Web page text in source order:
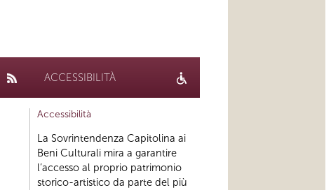
ACCESSIBILITÀ
Accessibilità
La Sovrintendenza Capitolina ai
Beni Culturali mira a garantire
l’accesso al proprio patrimonio
storico-artistico da parte del più